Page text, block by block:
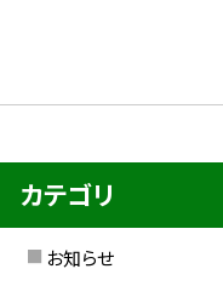
カテゴリ
お知らせ